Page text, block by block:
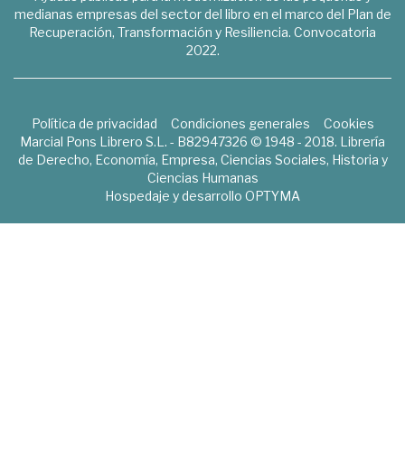
medianas empresas del sector del libro en el marco del Plan de
Recuperación, Transformación y Resiliencia. Convocatoria
2022.
Política de privacidad Condiciones generales
Cookies
Marcial Pons Librero S.L. - B82947326 © 1948 - 2018. Librería
de Derecho, Economía, Empresa, Ciencias Sociales, Historia y
Ciencias Humanas
Hospedaje y desarrollo OPTYMA